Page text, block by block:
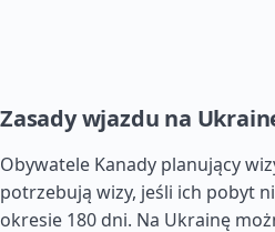
Zasady wjazdu na
Obywatele Kanady planujący
potrzebują wizy, jeśli ich pobyt
okresie 180 dni. Na Ukrainę